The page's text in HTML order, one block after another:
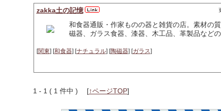
zakka土の記憶
和食器通販・作家ものの器と雑貨の店。素材の
磁器、ガラス食器、漆器、木工品、革製品など
[関東] [和食器] [ナチュラル] [陶磁器] [ガラス]
1 - 1 ( 1 件中 ) [↑ページTOP]